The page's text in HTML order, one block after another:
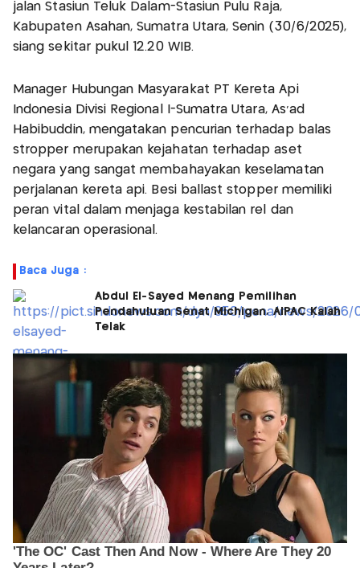
jalan Stasiun Teluk Dalam-Stasiun Pulu Raja,
Kabupaten Asahan, Sumatra Utara, Senin (30/6/2025),
siang sekitar pukul 12.20 WIB.
Manager Hubungan Masyarakat PT Kereta Api
Indonesia Divisi Regional I-Sumatra Utara, As'ad
Habibuddin, mengatakan pencurian terhadap balas
stropper merupakan kejahatan terhadap aset
negara yang sangat membahayakan keselamatan
perjalanan kereta api. Besi ballast stopper memiliki
peran vital dalam menjaga kestabilan rel dan
kelancaran operasional.
Baca Juga :
Abdul El-Sayed Menang Pemilihan
Pendahuluan Senat Michigan, AIPAC Kalah
Telak